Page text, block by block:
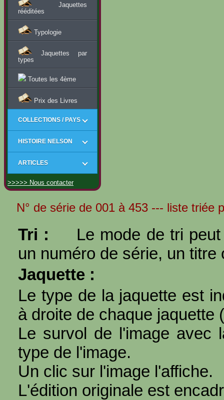
Jaquettes
rééditées
Typologie
Jaquettes par
types
Toutes les 4ème
Prix des Livres
COLLECTIONS / PAYS
HISTOIRE NELSON
ARTICLES
>>>>> Nous contacter
N° de série de 001 à 453 --- liste triée
Tri :
Le mode de tri
un numéro de série, un titre
Jaquette :
Le type de la jaquette est
à droite de chaque jaquette (
Le survol de l'image avec
type de l'image.
Un clic sur l'image l'affiche.
L'édition originale est